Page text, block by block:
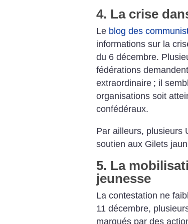
4. La crise
Le blog des
informations sur la
du 6 décembre.
fédérations
extraordinaire ; il
organisations soit
confédéraux.
Par ailleurs, plusieurs
soutien aux Gilets
5. La
jeunesse
La contestation ne
11 décembre,
marqués par des